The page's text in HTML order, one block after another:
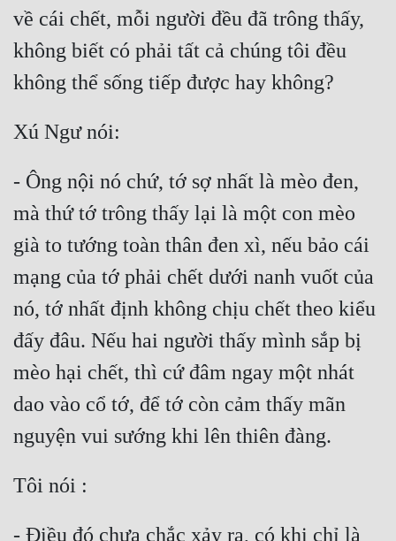
về cái chết, mỗi người đều đã trông thấy,
không biết có phải tất cả chúng tôi đều
- Ông nội nó chứ, tớ sợ nhất là mèo đen,
mà thứ tớ trông thấy lại là một con mèo
già to tướng toàn thân đen xì, nếu bảo cái
mạng của tớ phải chết dưới nanh vuốt của
nó, tớ nhất định không chịu chết theo kiểu
đấy đâu. Nếu hai người thấy mình sắp bị
mèo hại chết, thì cứ đâm ngay một nhát
dao vào cổ tớ, để tớ còn cảm thấy mãn
- Điều đó chưa chắc xảy ra, có khi chỉ là